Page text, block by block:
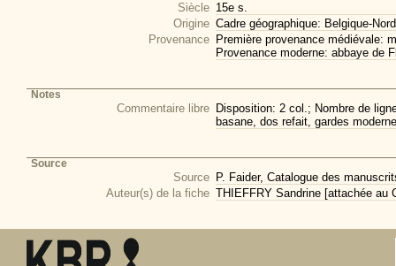
Siècle 15e s.
Origine Cadre géographique: Belgique-
Provenance Première provenance médiévale:
Provenance moderne: abbaye de
Notes
Commentaire libre Disposition: 2 col.; Nombre de
basane, dos refait, gardes
Source
Source P. Faider, Catalogue des
Auteur(s) de la fiche THIEFFRY Sandrine [attachée au